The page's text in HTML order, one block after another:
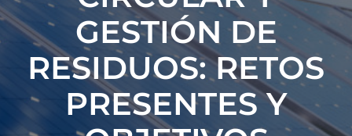
GESTIÓN DE
RESIDUOS: RETOS
PRESENTES Y